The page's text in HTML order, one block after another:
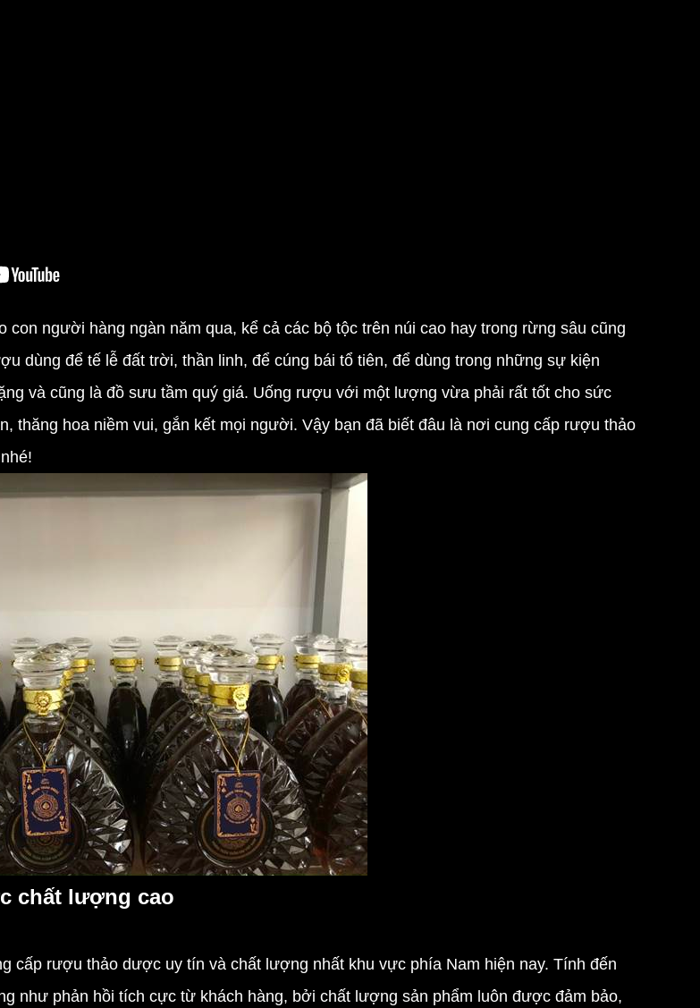
người hàng ngàn năm qua, kể cả các bộ tộc trên núi cao hay trong rừng sâu cũng
dùng để tế lễ đất trời, thần linh, để cúng bái tổ tiên, để dùng trong những sự kiện
và cũng là đồ sưu tầm quý giá. Uống rượu với một lượng vừa phải rất tốt cho sức
thăng hoa niềm vui, gắn kết mọi người. Vậy bạn đã biết đâu là nơi cung cấp rượu thảo
chất lượng cao
cấp rượu thảo dược uy tín và chất lượng nhất khu vực phía Nam hiện nay. Tính đến
như phản hồi tích cực từ khách hàng, bởi chất lượng sản phẩm luôn được đảm bảo,